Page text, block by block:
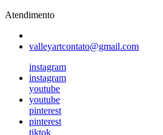
Atendimento
valleyartcontato@gmail.com
instagram
instagram
youtube
youtube
pinterest
pinterest
tiktok